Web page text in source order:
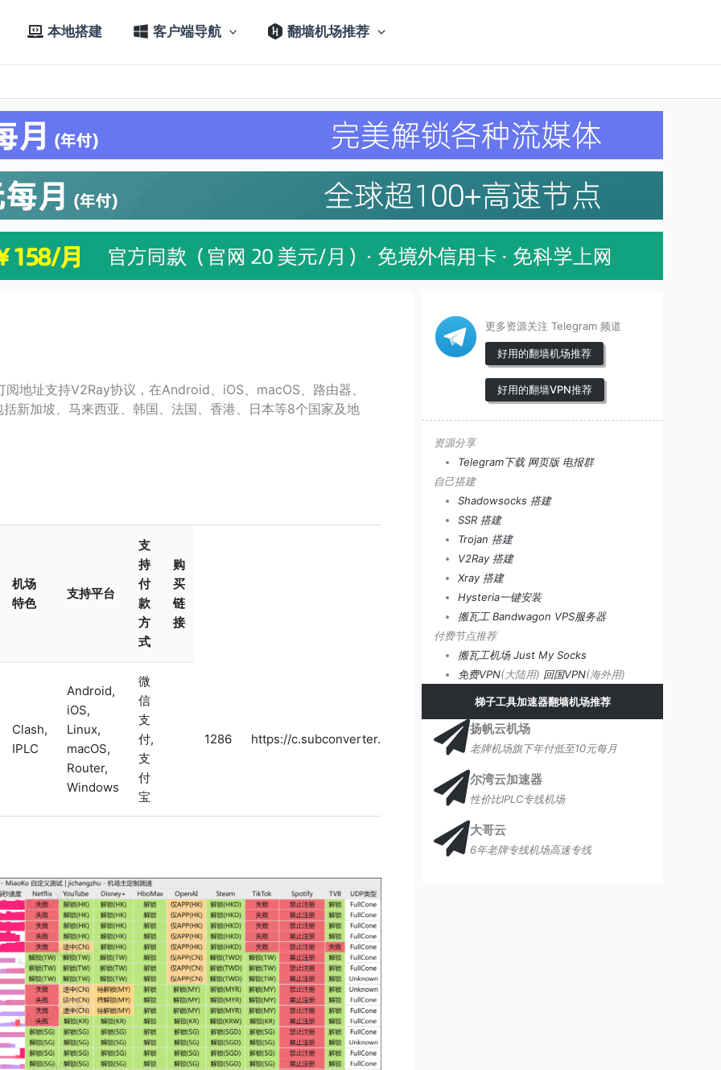
本地搭建 客户端导航 翻墙机场推荐
地址支持V2Ray协议，在Android、iOS、macOS、路由器、
新加坡、马来西亚、韩国、法国、香港、日本等8个国家及地
机场
特色
支持平台
支
持
付
款
方
式
购
买
链
接
Clash,
IPLC
Android,
iOS,
Linux,
macOS,
Router,
Windows
微
信
支
付,
支
付
宝
1286 https://c.subconverter.org/goto/sanfancloud/
更多资源关注 Telegram 频道
好用的翻墙机场推荐
好用的翻墙VPN推荐
资源分享
Telegram下载 网页版 电报群
自己搭建
Shadowsocks 搭建
SSR 搭建
Trojan 搭建
V2Ray 搭建
Xray 搭建
Hysteria一键安装
搬瓦工 Bandwagon VPS服务器
付费节点推荐
搬瓦工机场 Just My Socks
免费VPN(大陆用) 回国VPN(海外用)
梯子工具加速器翻墙机场推荐
扬帆云机场
老牌机场旗下年付低至10元每月
尔湾云加速器
性价比IPLC专线机场
大哥云
6年老牌专线机场高速专线